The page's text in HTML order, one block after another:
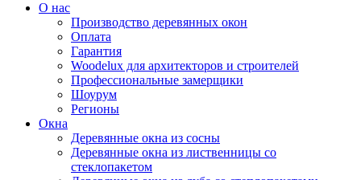
О нас
Производство деревянных окон
Оплата
Гарантия
Woodelux для архитекторов и строителей
Профессиональные замерщики
Шоурум
Регионы
Окна
Деревянные окна из сосны
Деревянные окна из лиственницы со
стеклопакетом